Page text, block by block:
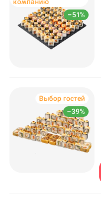
–51%
компанию
–39%
Выбор гостей